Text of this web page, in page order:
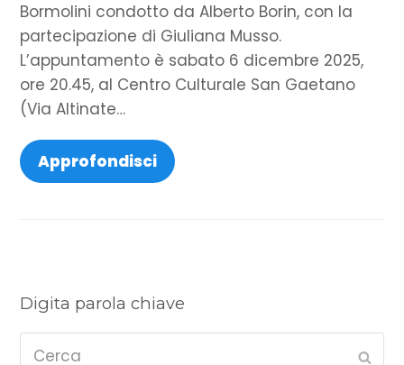
Bormolini condotto da Alberto Borin, con la
partecipazione di Giuliana Musso.
L’appuntamento è sabato 6 dicembre 2025,
ore 20.45, al Centro Culturale San Gaetano
(Via Altinate…
Approfondisci
Digita parola chiave
Cerca